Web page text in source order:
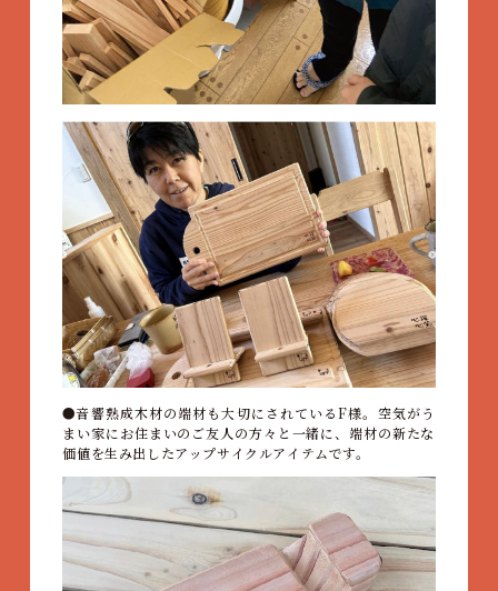
音響熟成木材の端材も大切にされているF様。空気がう
まい家にお住まいのご友人の方々と一緒に、端材の新たな
価値を生み出したアップサイクルアイテムです。